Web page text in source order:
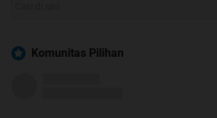
Komunitas Pilihan